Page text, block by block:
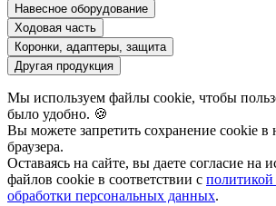
Навесное оборудование
Ходовая часть
Коронки, адаптеры, защита
Другая продукция
Мы используем файлы cookie, чтобы
было удобно. 🍪
Вы можете запретить сохранение cookie в
браузера.
Оставаясь на сайте, вы даете согласие на
файлов cookie в соответствии с
обработки персональных данных.